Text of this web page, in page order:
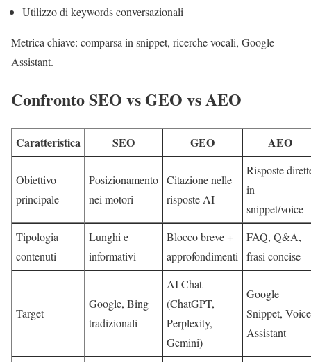
Utilizzo di keywords conversazionali
Metrica chiave: comparsa in snippet, ricerche vocali, Google
Assistant.
Confronto SEO vs GEO vs AEO
Caratteristica SEO GEO AEO
Obiettivo
principale
Posizionamento
nei motori
Citazione nelle
risposte AI
Risposte
in
snippet/voice
Tipologia
contenuti
Lunghi e
informativi
Blocco breve +
approfondimenti
FAQ, Q&A,
frasi concise
Target
Google, Bing
tradizionali
AI Chat
(ChatGPT,
Perplexity,
Gemini)
Google
Snippet, Voice
Assistant